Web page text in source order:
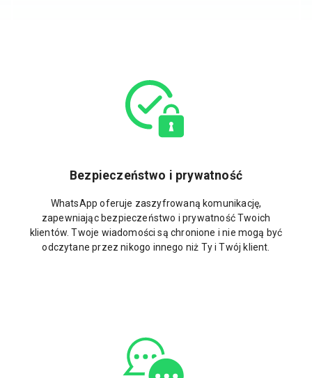
Bezpieczeństwo i prywatność
WhatsApp oferuje zaszyfrowaną komunikację,
zapewniając bezpieczeństwo i prywatność Twoich
klientów. Twoje wiadomości są chronione i nie mogą być
odczytane przez nikogo innego niż Ty i Twój klient.